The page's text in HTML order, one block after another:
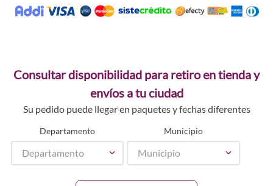
Consultar disponibilidad para retiro en tienda y
envíos a tu ciudad
Su pedido puede llegar en paquetes y fechas diferentes
Departamento
Departamento
Municipio
Municipio